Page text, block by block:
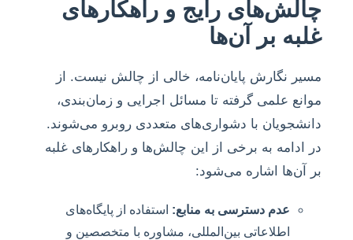
چالش‌های رایج و راهکارهای
غلبه بر آن‌ها
مسیر نگارش پایان‌نامه، خالی از چالش نیست. از
موانع علمی گرفته تا مسائل اجرایی و زمان‌بندی،
دانشجویان با دشواری‌های متعددی روبرو می‌شوند.
در ادامه به برخی از این چالش‌ها و راهکارهای غلبه
بر آن‌ها اشاره می‌شود:
عدم دسترسی به منابع: استفاده از پایگاه‌های
اطلاعاتی بین‌المللی، مشاوره با متخصصین و